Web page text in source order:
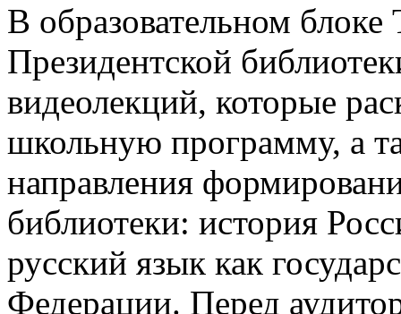
В образовательном
Президентской
видеолекций, которые
школьную программу, а
направления
библиотеки: история
русский язык как
Федерации. Перед